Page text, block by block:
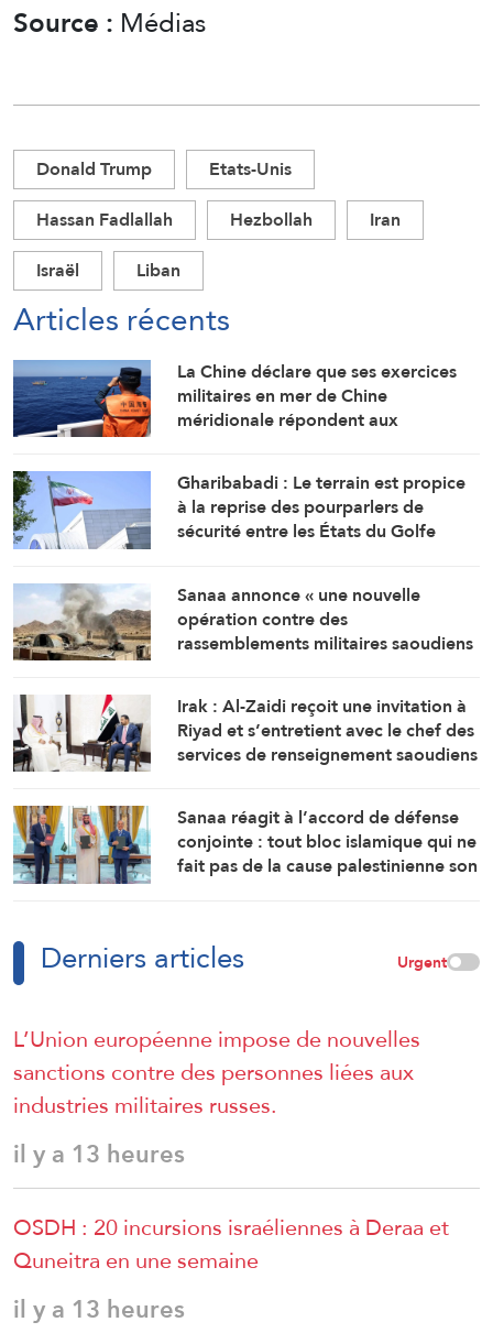
Source : Médias
Donald Trump
Etats-Unis
Hassan Fadlallah
Hezbollah
Iran
Israël
Liban
Articles récents
La Chine déclare que ses exercices
militaires en mer de Chine
méridionale répondent aux
Gharibabadi : Le terrain est propice
à la reprise des pourparlers de
sécurité entre les États du Golfe
Sanaa annonce « une nouvelle
opération contre des
rassemblements militaires saoudiens
Irak : Al-Zaidi reçoit une invitation à
Riyad et s’entretient avec le chef des
services de renseignement saoudiens
Sanaa réagit à l’accord de défense
conjointe : tout bloc islamique qui ne
fait pas de la cause palestinienne son
Derniers articles Urgent
L’Union européenne impose de nouvelles
sanctions contre des personnes liées aux
industries militaires russes.
il y a 13 heures
OSDH : 20 incursions israéliennes à Deraa et
Quneitra en une semaine
il y a 13 heures